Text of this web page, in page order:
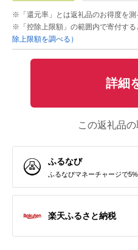
※「還元率」とは返礼品のお得度を測
※「控除上限額」の範囲内で寄付す
除上限額を調べる）
詳細
この返礼品
ふるなび
ふるなびマネーチャージで5%
楽天ふるさと納税